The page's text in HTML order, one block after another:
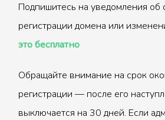
Подпишитесь на уведомления об
регистрации домена или
это бесплатно
Обращайте внимание на срок
регистрации — после его
выключается на 30 дней. Если